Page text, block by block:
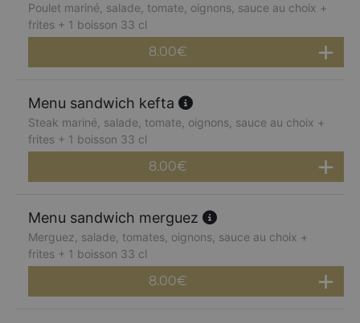
Poulet mariné, salade, tomate, oignons, sauce au choix +
frites + 1 boisson 33 cl
8.00€
Menu sandwich kefta
Steak mariné, salade, tomate, oignons, sauce au choix +
frites + 1 boisson 33 cl
8.00€
Menu sandwich merguez
Merguez, salade, tomates, oignons, sauce au choix +
frites + 1 boisson 33 cl
8.00€